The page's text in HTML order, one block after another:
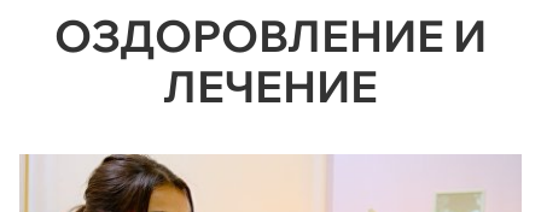
ОЗДОРОВЛЕНИЕ И
ЛЕЧЕНИЕ